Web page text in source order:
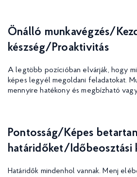
Önálló munkavégzés/
készség/Proaktivitás
A legtöbb pozícióban elvárják, hogy
képes legyél megoldani feladatokat.
mennyire hatékony és megbízható
Pontosság/Képes
határidőket/Időbeosztási
Határidők mindenhol vannak. Menj